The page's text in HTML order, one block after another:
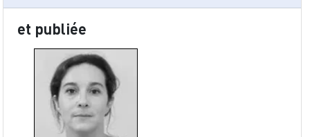
et publiée